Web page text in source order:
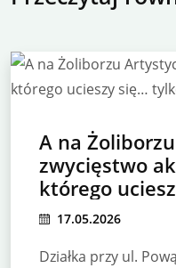
A na
zwycięstwo
którego
inwestor
17.05.2026
Działka przy ul.